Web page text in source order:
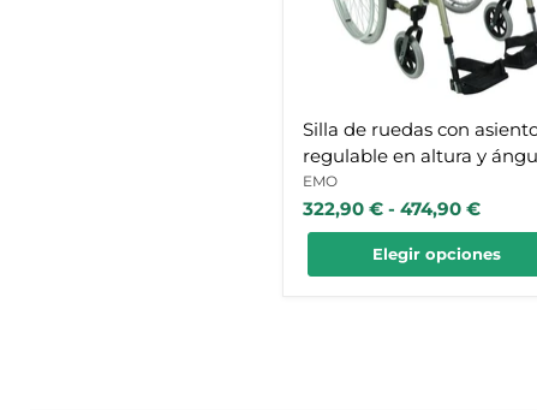
ángulo
Silla de ruedas con
regulable en altura y
ruedas macizas
EMO
322,90 € -474,90 €
Elegir opciones